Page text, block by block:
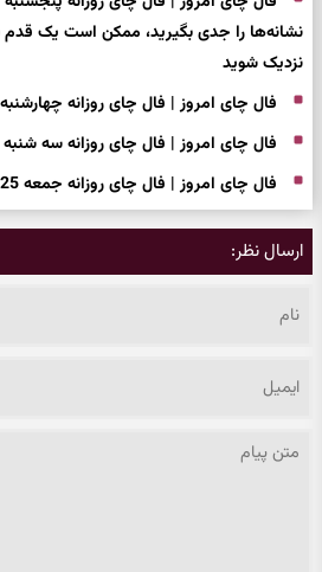
نشانه‌ها را جدی بگیرید، ممکن است یک قدم
نزدیک شوید
فال چای امروز | فال چای روزانه چهارشنبه 30 اردیبهشت ماه
فال چای امروز | فال چای روزانه سه شنبه 29 اردیبهشت ماه
فال چای امروز | فال چای روزانه جمعه 25 اردیبهشت ماه
ارسال نظر: